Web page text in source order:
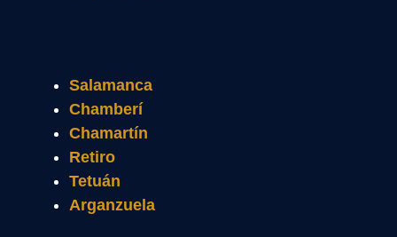
Salamanca
Chamberí
Chamartín
Retiro
Tetuán
Arganzuela